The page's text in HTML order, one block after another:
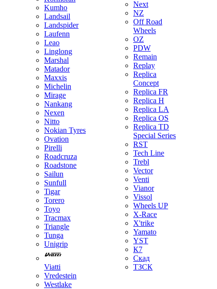
Kumho
Landsail
Landspider
Laufenn
Leao
Linglong
Marshal
Matador
Maxxis
Michelin
Mirage
Nankang
Nexen
Nitto
Nokian Tyres
Ovation
Pirelli
Roadcruza
Roadstone
Sailun
Sunfull
Tigar
Torero
Toyo
Tracmax
Triangle
Tunga
Unigrip
Viatti
Vredestein
Westlake
Next
NZ
Off Road
Wheels
OZ
PDW
Remain
Replay
Replica
Concept
Replica FR
Replica H
Replica LA
Replica OS
Replica TD
Special Series
RST
Tech Line
Trebl
Vector
Venti
Vianor
Vissol
Wheels UP
X-Race
X'trike
Yamato
YST
К7
Скад
ТЗСК